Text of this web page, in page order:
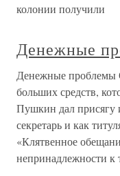
колонии получили
Денежные
Денежные проблемы
больших средств,
Пушкин дал
секретарь и как
«Клятвенное
непринадлежности